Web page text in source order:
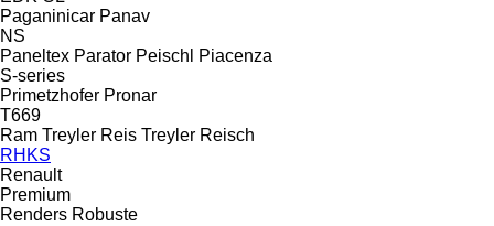
Paganinicar Panav
NS
Paneltex Parator Peischl
Piacenza
S-series
Primetzhofer Pronar
T669
Ram Treyler Reis Treyler Reisch
RHKS
Renault
Premium
Renders Robuste